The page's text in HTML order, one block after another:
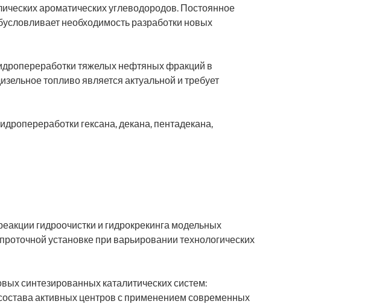
ароматических углеводородов. Постоянное
необходимость разработки новых
тяжелых нефтяных фракций в
топливо является актуальной и требует
гексана, декана, пентадекана,
гидроочистки и гидрокрекинга модельных
установке при варьировании технологических
синтезированных каталитических систем:
активных центров с применением современных